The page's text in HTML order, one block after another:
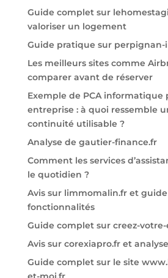
Guide complet sur
valoriser un logement
Guide pratique sur
Les meilleurs sites comme
comparer avant de réserver
Exemple de PCA informatique
entreprise : à quoi ressemble
continuité utilisable ?
Analyse de gautier-finance.fr
Comment les services
le quotidien ?
Avis sur limmomalin.fr et
fonctionnalités
Guide complet sur creez-
Avis sur corexiapro.fr et
Guide complet sur le site